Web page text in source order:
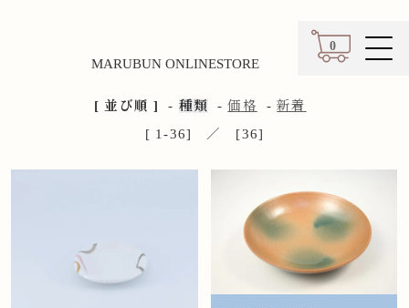
0
カート
MARUBUN ONLINESTORE
[ 並び順 ] - 種類 -価格 -新着
[ 1-36] ／ [36]